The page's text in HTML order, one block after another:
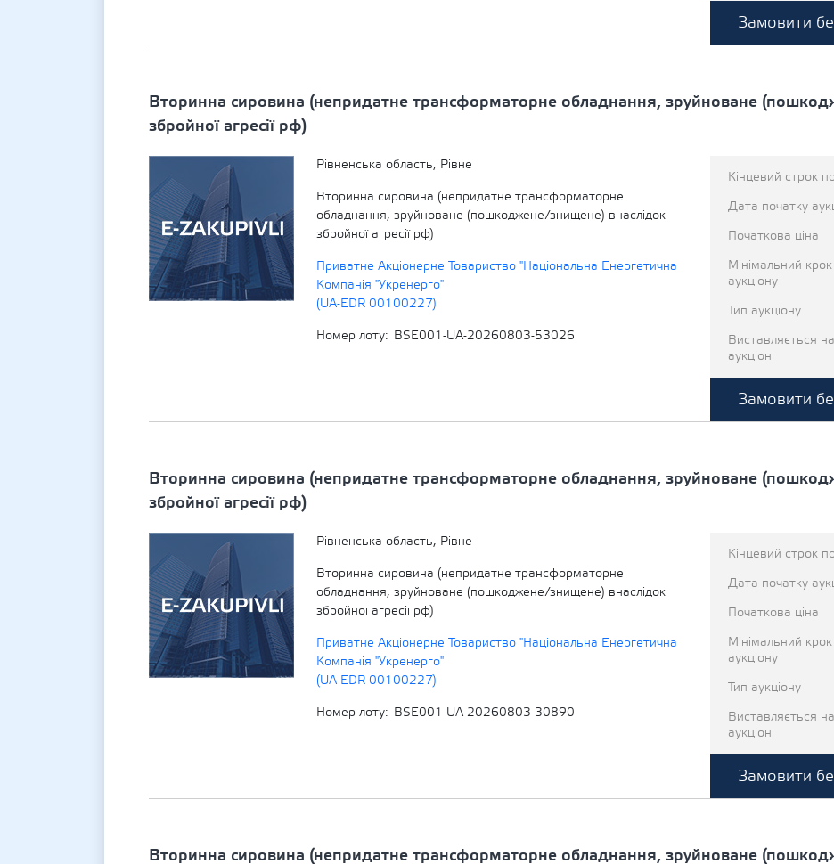
Замовити
Вторинна сировина (непридатне трансформаторне обладнання, зруйноване
збройної агресії рф)
Рівненська область, Рівне
Вторинна сировина (непридатне трансформаторне
обладнання, зруйноване (пошкоджене/знищене) внаслідок
збройної агресії рф)
Приватне Акціонерне Товариство "Національна Енергетична
Компанія "Укренерго"
(UA-EDR 00100227)
Номер лоту
BSE001-UA-20260803-53026
Кінцевий строк
Дата початку
Початкова ціна
Мінімальний крок
аукціону
Тип аукціону
Виставляється на
аукціон
Замовити
Вторинна сировина (непридатне трансформаторне обладнання, зруйноване
збройної агресії рф)
Рівненська область, Рівне
Вторинна сировина (непридатне трансформаторне
обладнання, зруйноване (пошкоджене/знищене) внаслідок
збройної агресії рф)
Приватне Акціонерне Товариство "Національна Енергетична
Компанія "Укренерго"
(UA-EDR 00100227)
Номер лоту
BSE001-UA-20260803-30890
Кінцевий строк
Дата початку
Початкова ціна
Мінімальний крок
аукціону
Тип аукціону
Виставляється на
аукціон
Замовити
Вторинна сировина (непридатне трансформаторне обладнання, зруйноване